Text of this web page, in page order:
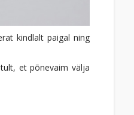
kindlalt paigal ning
et põnevaim välja